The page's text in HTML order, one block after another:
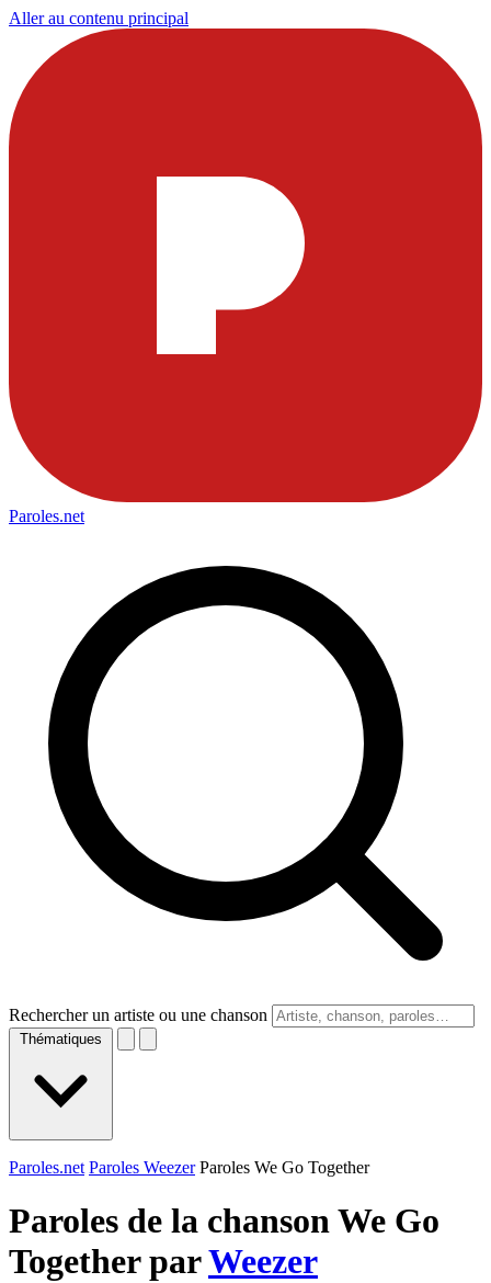
Aller au contenu principal
Paroles.net
Rechercher un artiste ou une chanson
Thématiques
Paroles.net Paroles Weezer Paroles We Go Together
Paroles de la chanson We Go
Together parWeezer